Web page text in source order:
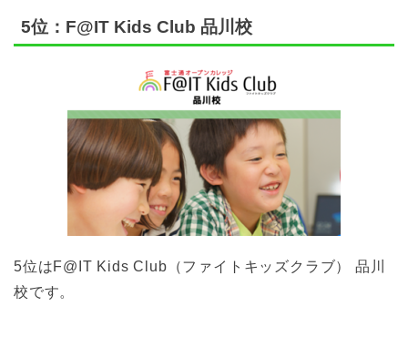
5位：F@IT Kids Club 品川校
5位はF@IT Kids Club（ファイトキッズクラブ） 品川
校です。